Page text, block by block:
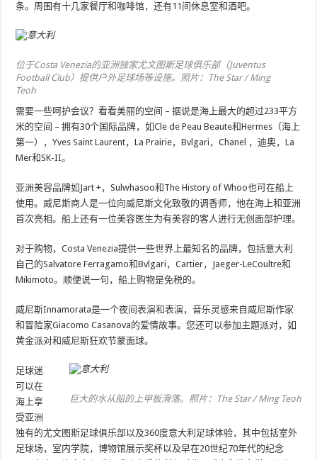
条。周围有十几家餐厅和咖啡馆，还有11间休息室和酒吧。
位于Costa Venezia的亚洲独家尤文图斯足球俱乐部（Juventus
Football Club）提供户外足球场等设施。照片：The Star / Ming
Teoh
需要一些呵护会议？看看美丽的空间 – 据说是海上最大的超过233平方
米的空间 – 拥有30个国际品牌，如Cle de Peau Beaute和Hermes（海上
第一），Yves Saint Laurent，La Prairie，Bvlgari，Chanel ，迪奥，La
Mer和SK-II。
亚洲美容品牌如Jart +，Sulwhasoo和The History of Whoo也可在船上
使用。威尼斯商人是一位向威尼斯文化致敬的调香师，他在海上和亚洲
首次亮相。船上还有一位美容医生为有美容的客人进行无创面部护理。
对于购物，Costa Venezia提供一些世界上最知名的品牌，包括意大利
自己的Salvatore Ferragamo和Bvlgari，Cartier，Jaeger-LeCoultre和
Mikimoto。顺便说一句，船上购物是免税的。
威尼斯Innamorata是一个夜间表演和表演，音乐灵感来自威尼斯作家
和冒险家Giacomo Casanova的爱情故事。您还可以参加主题派对，如
黄金派对和威尼斯狂欢节蒙面球。
巨大的水从船的上甲板滑落。照片：The Star / Ming Teoh
足球迷
可以在
海上享
受亚洲
独有的尤文图斯足球俱乐部以及360度意大利足球体验，其中包括室外
足球场，室内学院，博物馆展示奖杯以及早在20世纪70年代的纪念